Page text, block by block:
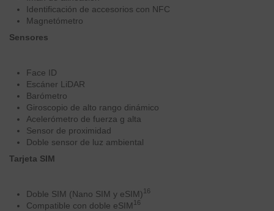
Identificación de accesorios con NFC
Magnetómetro
Sensores
Face ID
Escáner LiDAR
Barómetro
Giroscopio de alto rango dinámico
Acelerómetro de fuerza g alta
Sensor de proximidad
Doble sensor de luz ambiental
Tarjeta SIM
Doble SIM (Nano SIM y eSIM)16
Compatible con doble eSIM 16